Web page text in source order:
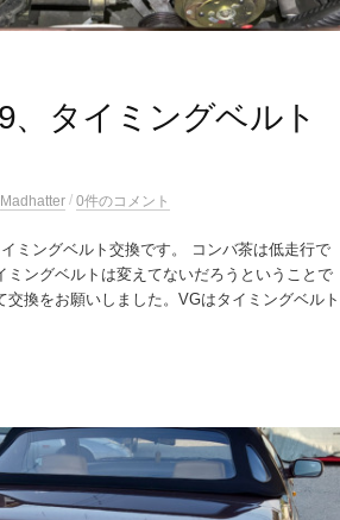
タイミングベルト
Madhatter / 0件のコメント
ミングベルト交換です。 コンバ茶は低走行で
ミングベルトは変えてないだろうということで
換をお願いしました。VGはタイミングベルト